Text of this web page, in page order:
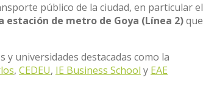
público de la ciudad, en particular el
estación de metro de Goya (Línea 2)que
universidades destacadas como la
, CEDEU, IE Business School y EAE